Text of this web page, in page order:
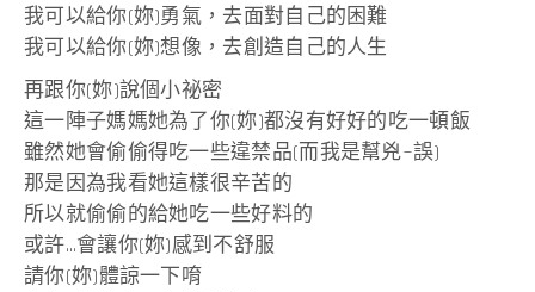
我可以給你(妳)勇氣，去面對自己的困難
我可以給你(妳)想像，去創造自己的人生
再跟你(妳)說個小祕密
這一陣子媽媽她為了你(妳)都沒有好好的吃一頓飯
雖然她會偷偷得吃一些違禁品(而我是幫兇~誤)
那是因為我看她這樣很辛苦的
所以就偷偷的給她吃一些好料的
或許…會讓你(妳)感到不舒服
請你(妳)體諒一下唷